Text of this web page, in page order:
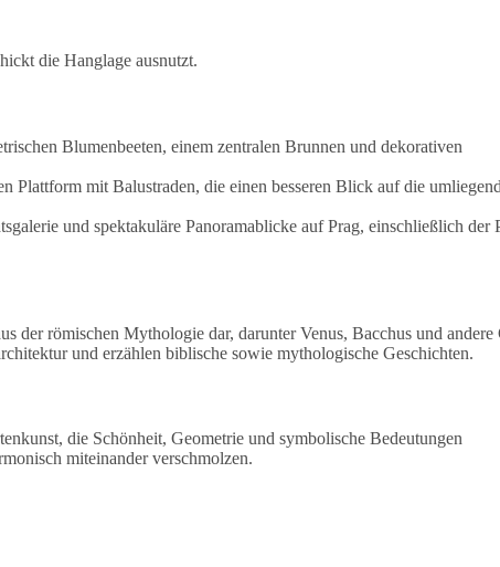
die Hanglage ausnutzt.
Blumenbeeten, einem zentralen Brunnen und dekorativen
Plattform mit Balustraden, die einen besseren Blick auf die
und spektakuläre Panoramablicke auf Prag, einschließlich der
der römischen Mythologie dar, darunter Venus, Bacchus und andere
und erzählen biblische sowie mythologische Geschichten.
die Schönheit, Geometrie und symbolische Bedeutungen
miteinander verschmolzen.